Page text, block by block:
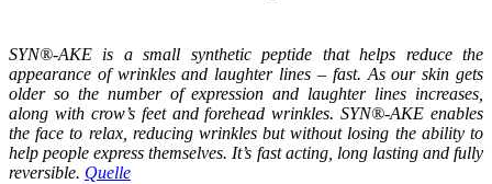
SYN®-AKE is a small synthetic peptide that helps reduce the
appearance of wrinkles and laughter lines – fast. As our skin gets
older so the number of expression and laughter lines increases,
along with crow’s feet and forehead wrinkles. SYN®-AKE enables
the face to relax, reducing wrinkles but without losing the ability to
help people express themselves. It’s fast acting, long lasting and fully
reversible. Quelle